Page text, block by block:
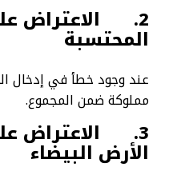
2. الاعتراض
المحتسبة
عند وجود خطأ في إدخال
مملوكة ضمن المجموع.
3. الاعتراض
الأرض البيضاء